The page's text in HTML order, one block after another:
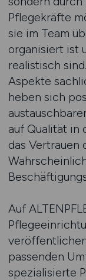
Pflegekräfte
sie im Team
organisiert ist
realistisch
Aspekte
heben sich
auf Qualität in
das Vertrauen
Auf
passenden
spezialisierte